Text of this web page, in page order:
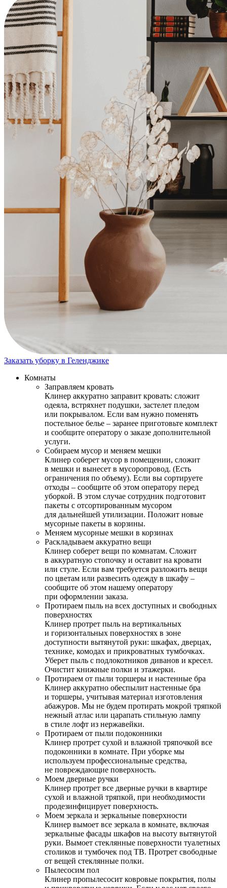
Заказать уборку в Геленджике
Комнаты
Заправляем кровать
Клинер аккуратно заправит кровать: сложит
одеяла, встряхнет подушки, застелет пледом
или покрывалом. Если вам нужно поменять
постельное белье – заранее приготовьте комплект
и сообщите оператору о заказе дополнительной
услуги.
Собираем мусор и меняем мешки
Клинер соберет мусор в помещении, сложит
в мешки и вынесет в мусоропровод. (Есть
ограничения по объему). Если вы сортируете
отходы – сообщите об этом оператору перед
уборкой. В этом случае сотрудник подготовит
пакеты с отсортированным мусором
для дальнейшей утилизации. Положит новые
мусорные пакеты в корзины.
Меняем мусорные мешки в корзинах
Раскладываем аккуратно вещи
Клинер соберет вещи по комнатам. Сложит
в аккуратную стопочку и оставит на кровати
или стуле. Если вам требуется разложить вещи
по цветам или развесить одежду в шкафу –
сообщите об этом нашему оператору
при оформлении заказа.
Протираем пыль на всех доступных и свободных
поверхностях
Клинер протрет пыль на вертикальных
и горизонтальных поверхностях в зоне
доступности вытянутой руки: шкафах, дверцах,
технике, комодах и прикроватных тумбочках.
Уберет пыль с подлокотников диванов и кресел.
Очистит книжные полки и этажерки.
Протираем от пыли торшеры и настенные бра
Клинер аккуратно обеспылит настенные бра
и торшеры, учитывая материал изготовления
абажуров. Мы не будем протирать мокрой тряпкой
нежный атлас или царапать стильную лампу
в стиле лофт из нержавейки.
Протираем от пыли подоконники
Клинер протрет сухой и влажной тряпочкой все
подоконники в комнате. При уборке мы
используем профессиональные средства,
не повреждающие поверхность.
Моем дверные ручки
Клинер протрет все дверные ручки в квартире
сухой и влажной тряпкой, при необходимости
продезинфицирует поверхность.
Моем зеркала и зеркальные поверхности
Клинер вымоет все зеркала в комнате, включая
зеркальные фасады шкафов на высоту вытянутой
руки. Вымоет стеклянные поверхности туалетных
столиков и тумбочек под ТВ. Протрет свободные
от вещей стеклянные полки.
Пылесосим пол
Клинер пропылесосит ковровые покрытия, полы